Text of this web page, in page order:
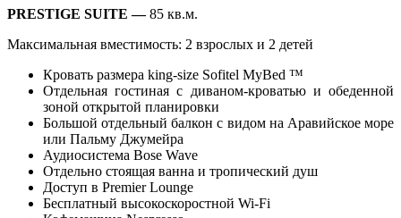
PRESTIGE SUITE —85 кв.м.
Максимальная вместимость: 2 взрослых и 2 детей
Кровать размера king-size Sofitel MyBed ™
Отдельная гостиная с диваном-кроватью и обеденной
зоной открытой планировки
Большой отдельный балкон с видом на Аравийское море
или Пальму Джумейра
Аудиосистема Bose Wave
Отдельно стоящая ванна и тропический душ
Доступ в Premier Lounge
Бесплатный высокоскоростной Wi-Fi